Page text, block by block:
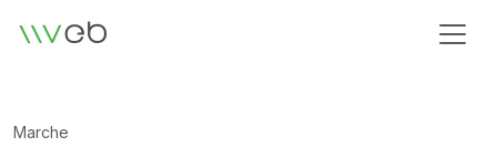
Logo
Marche